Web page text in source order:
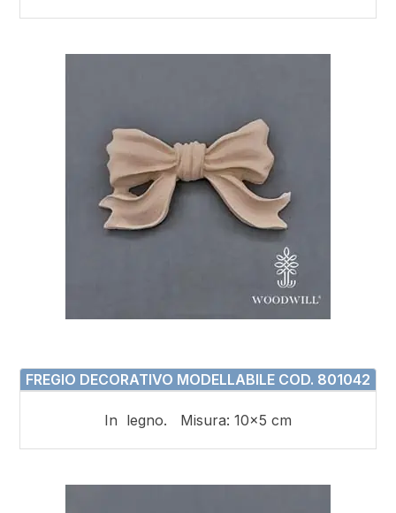
FREGIO DECORATIVO MODELLABILE COD. 801042
In legno. Misura: 10×5 cm